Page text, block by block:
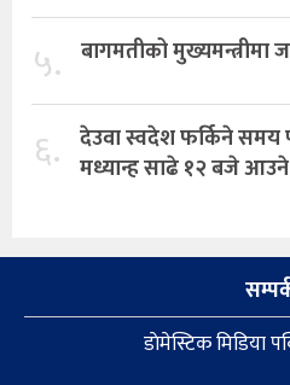
५. बागमतीको मुख्यमन्त्रीमा
६. देउवा स्वदेश फर्किने समय
मध्यान्ह साढे १२ बजे आउने
डाेमेस्टिक मिडिया